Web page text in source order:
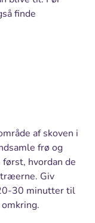
finde
af skoven i
frø og
hvordan de
Giv
30 minutter til